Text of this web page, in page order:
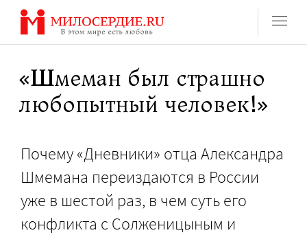
Перейти
содержанию
«Шмеман был страшно
любопытный человек!»
Почему «Дневники» отца Александра
Шмемана переиздаются в России
уже в шестой раз, в чем суть его
конфликта с Солженицыным и